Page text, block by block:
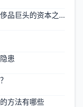
香奈儿为什么没有上市？探寻奢侈品巨头的资本之路
患
方法有哪些